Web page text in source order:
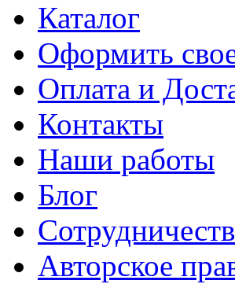
Каталог
Оформить
Оплата и
Контакты
Наши работы
Блог
Авторское